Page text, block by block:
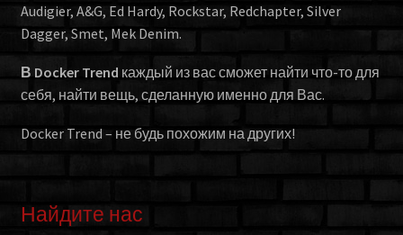
Audigier, A&G, Ed Hardy, Rockstar, Redchapter, Silver
Dagger, Smet, Mek Denim.
В Docker Trend каждый из вас сможет найти что-то для
себя, найти вещь, сделанную именно для Вас.
Docker Trend – не будь похожим на других!
Найдите нас